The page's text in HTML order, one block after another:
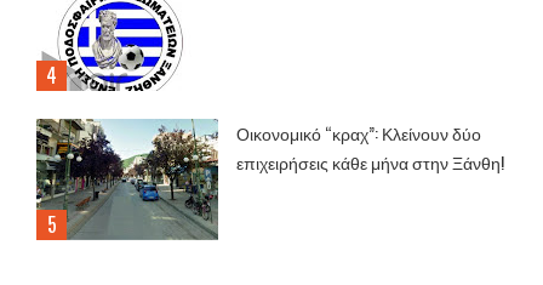
Οικονομικό “κραχ”: Κλείνουν δύο
επιχειρήσεις κάθε μήνα στην Ξάνθη!